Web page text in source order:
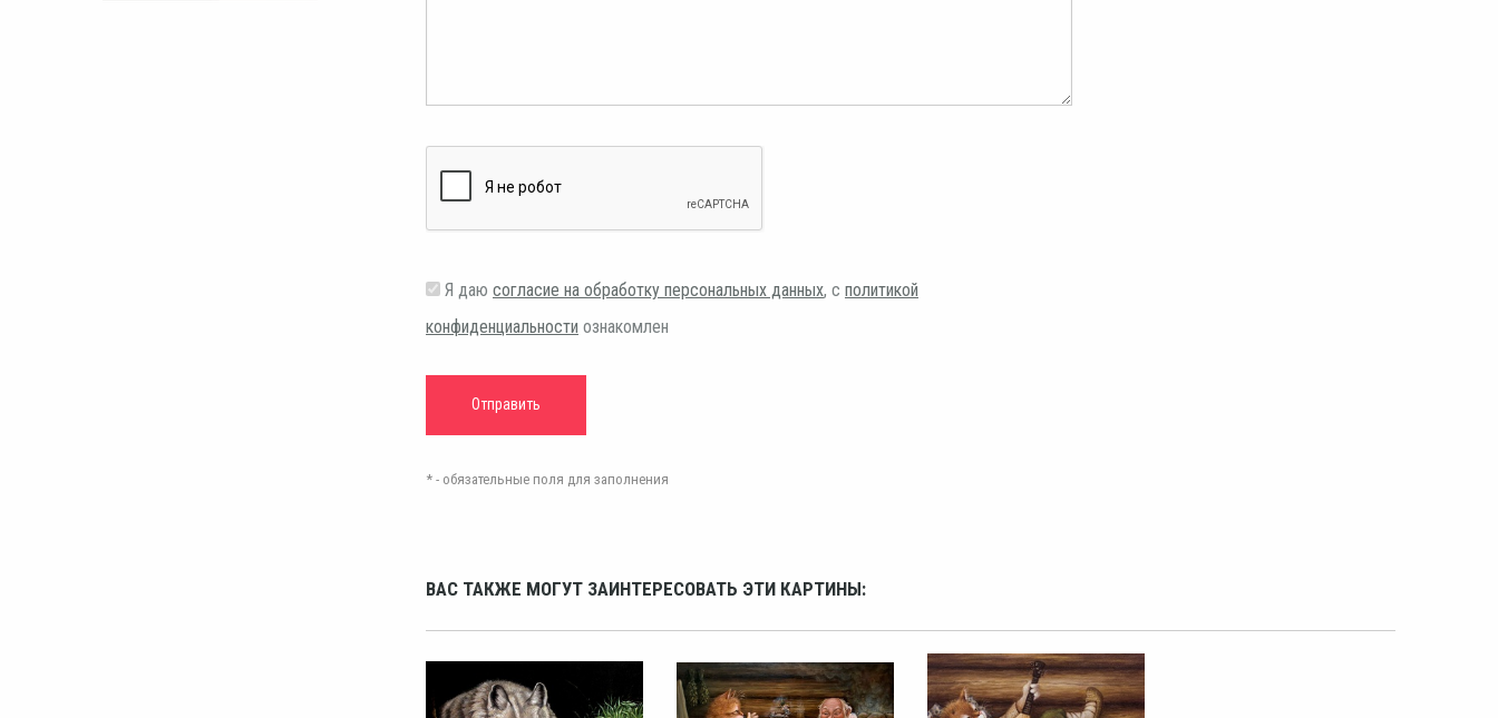
Я даю согласие на обработку персональных данных, с политикой
конфиденциальности ознакомлен
* - обязательные поля для заполнения
ВАС ТАКЖЕ МОГУТ ЗАИНТЕРЕСОВАТЬ ЭТИ КАРТИНЫ: